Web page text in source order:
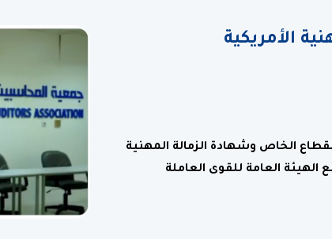
الأمريكية
الخاص وشهادة الزمالة المهنية